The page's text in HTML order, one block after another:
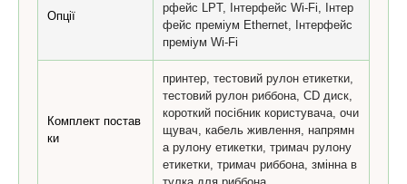
Опції
рфейс LPT, Інтерфейс Wi-Fi, Інтер
фейс преміум Ethernet, Інтерфейс
преміум Wi-Fi
Комплект постав
ки
принтер, тестовий рулон етикетки,
тестовий рулон риббона, CD диск,
короткий посібник користувача, очи
щувач, кабель живлення, напрямн
а рулону етикетки, тримач рулону
етикетки, тримач риббона, змінна в